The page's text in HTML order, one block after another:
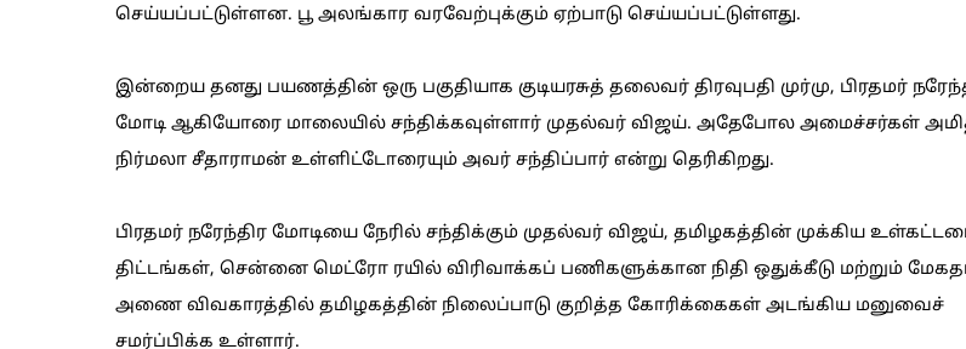
செய்யப்பட்டுள்ளன. பூ அலங்கார வரவேற்புக்கும் ஏற்பாடு செய்யப்பட்டுள்ளது.
இன்றைய தனது பயணத்தின் ஒரு பகுதியாக குடியரசுத் தலைவர் திரவுபதி முர்மு, பிரதமர்
மோடி ஆகியோரை மாலையில் சந்திக்கவுள்ளார் முதல்வர் விஜய். அதேபோல அமைச்சர்கள்
நிர்மலா சீதாராமன் உள்ளிட்டோரையும் அவர் சந்திப்பார் என்று தெரிகிறது.
பிரதமர் நரேந்திர மோடியை நேரில் சந்திக்கும் முதல்வர் விஜய், தமிழகத்தின் முக்கிய
திட்டங்கள், சென்னை மெட்ரோ ரயில் விரிவாக்கப் பணிகளுக்கான நிதி ஒதுக்கீடு மற்றும்
அணை விவகாரத்தில் தமிழகத்தின் நிலைப்பாடு குறித்த கோரிக்கைகள் அடங்கிய மனுவைச்
சமர்ப்பிக்க உள்ளார்.